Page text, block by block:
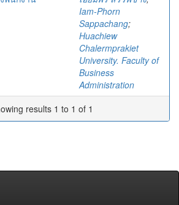
Iam-Phorn
Sappachang;
Huachiew
Chalermprakiet
University. Faculty of
Business
Administration
results 1 to 1 of 1